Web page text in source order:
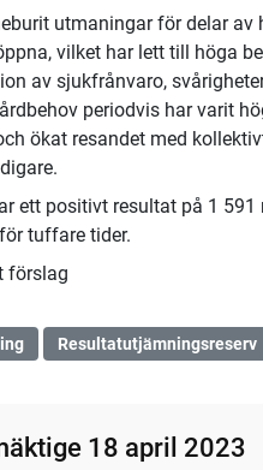
utmaningar för delar
vilket har lett till höga
av sjukfrånvaro,
periodvis har varit
ökat resandet med
ett positivt resultat på 1
tuffare tider.
förslag
Resultatutjämningsreserv
18 april 2023